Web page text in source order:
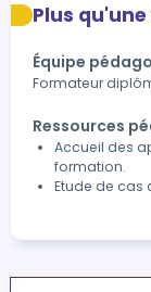
Plus
Équipe
Formateur
Ressources
Accueil des
formation.
Etude de cas